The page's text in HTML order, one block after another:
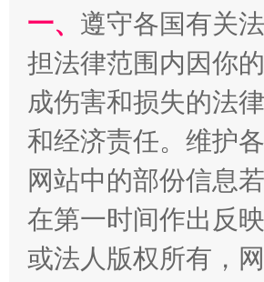
一、 遵守各国有关
担法律范围内因你
成伤害和损失的法
和经济责任。维护
网站中的部份信息
在第一时间作出反
或法人版权所有，